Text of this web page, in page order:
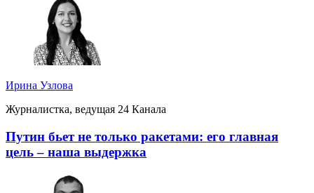
Ирина Узлова
Журналистка, ведущая 24 Канала
Путин бьет не только ракетами: его главная
цель – наша выдержка